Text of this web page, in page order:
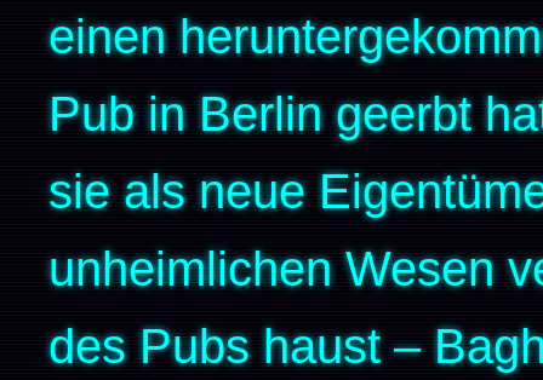
einen
Pub in Berlin geerbt
sie als neue
unheimlichen Wesen
des Pubs haust –